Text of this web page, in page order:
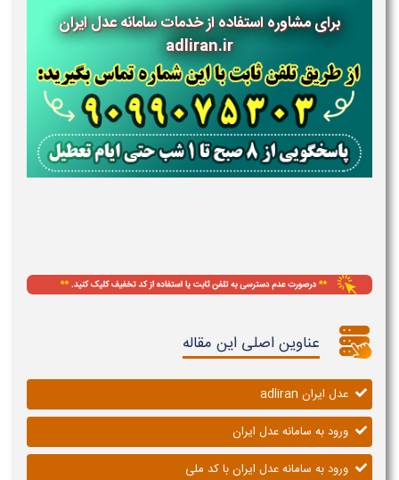
برای مشاوره استفاده از خدماتسامانه عدل ایران
adliran.ir
عناوین اصلی این مقاله
عدل ایران adliran
ورود به سامانه عدل ایران
ورود به سامانه عدل ایران با کد ملی